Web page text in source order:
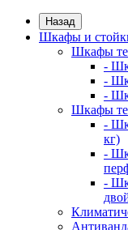
Назад
Шкафы и
Шкафы
-
-
-
Шкафы
-
кг)
-
-